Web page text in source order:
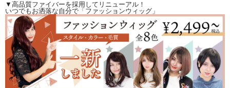
▼高品質ファイバーを採用してリニューアル！
いつでもお洒落な自分で「ファッションウィッグ」